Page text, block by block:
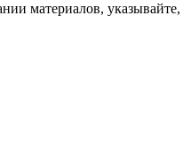
материалов, указывайте,